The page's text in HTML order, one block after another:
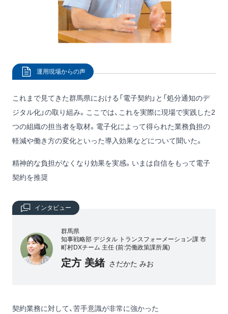
運用現場からの声
これまで見てきた群馬県における「電子契約」と「処分通知のデ
ジタル化」の取り組み。ここでは、これを実際に現場で実践した2
つの組織の担当者を取材。電子化によって得られた業務負担の
軽減や働き方の変化といった導入効果などについて聞いた。
精神的な負担がなくなり効果を実感。いまは自信をもって電子
契約を推奨
インタビュー
群馬県
知事戦略部 デジタル トランスフォーメーション課 市
町村DXチーム 主任 (前:労働政策課所属)
定方 美緒 さだかた みお
契約業務に対して、苦手意識が非常に強かった